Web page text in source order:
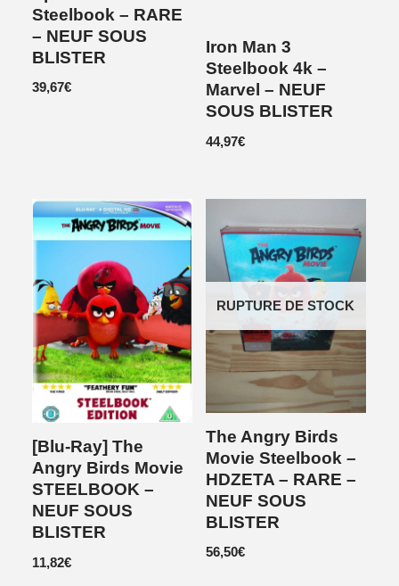
Steelbook – RARE
– NEUF SOUS
BLISTER
39,67€
Iron Man 3
Steelbook 4k –
Marvel – NEUF
SOUS BLISTER
44,97€
[Blu-Ray] The
Angry Birds Movie
STEELBOOK –
NEUF SOUS
BLISTER
11,82€
RUPTURE DE STOCK
The Angry Birds
Movie Steelbook –
HDZETA – RARE –
NEUF SOUS
BLISTER
56,50€